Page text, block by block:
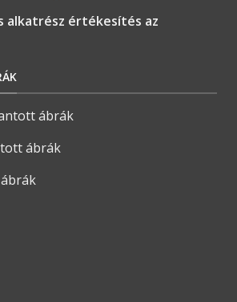
alkatrész értékesítés az
ábrák
ábrák